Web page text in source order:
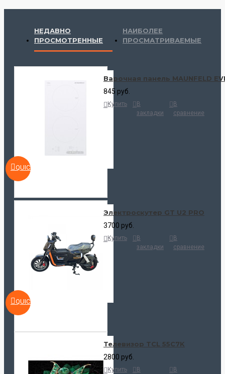
НЕДАВНО
ПРОСМОТРЕННЫЕ
НАИБОЛЕЕ
ПРОСМАТРИВАЕМЫЕ
QUICKVIEW
Варочная панель MAUNFELD
845 руб.
Купить
В
закладки
В
сравнение
QUICKVIEW
Электроскутер GT U2 PRO
3700 руб.
Купить
В
закладки
В
сравнение
Телевизор TCL 55C7K
2800 руб.
Купить
В
В